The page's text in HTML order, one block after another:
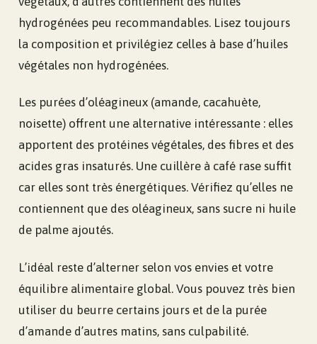
hydrogénées peu recommandables. Lisez toujours
la composition et privilégiez celles à base d’huiles
végétales non hydrogénées.
Les purées d’oléagineux (amande, cacahuète,
noisette) offrent une alternative intéressante : elles
apportent des protéines végétales, des fibres et des
acides gras insaturés. Une cuillère à café rase suffit
car elles sont très énergétiques. Vérifiez qu’elles ne
contiennent que des oléagineux, sans sucre ni huile
de palme ajoutés.
L’idéal reste d’alterner selon vos envies et votre
équilibre alimentaire global. Vous pouvez très bien
utiliser du beurre certains jours et de la purée
d’amande d’autres matins, sans culpabilité.